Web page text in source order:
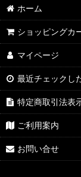
ホーム
ショッピングカ
マイページ
最近チェックし
特定商取引法表
ご利用案内
お問い合せ